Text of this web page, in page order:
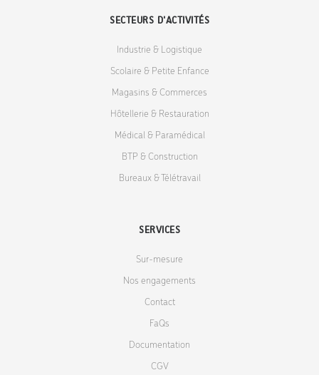
SECTEURS D'ACTIVITÉS
Industrie & Logistique
Scolaire & Petite Enfance
Magasins & Commerces
Hôtellerie & Restauration
Médical & Paramédical
BTP & Construction
Bureaux & Télétravail
SERVICES
Sur-mesure
Nos engagements
Contact
FaQs
Documentation
CGV